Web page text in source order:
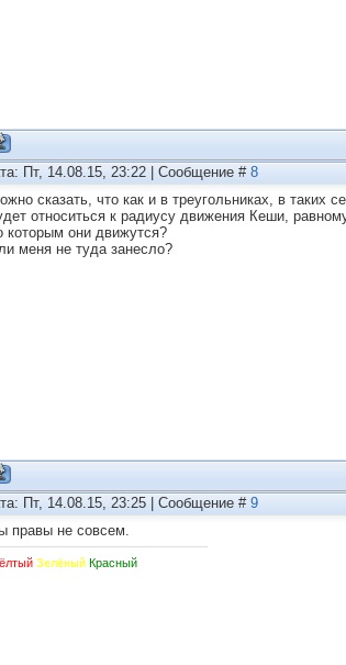
Пт, 14.08.15, 23:22 | Сообщение # 8
сказать, что как и в треугольниках, в таких
относиться к радиусу движения Кеши,
которым они движутся?
меня не туда занесло?
Пт, 14.08.15, 23:25 | Сообщение # 9
правы не совсем.
Зелёный Красный